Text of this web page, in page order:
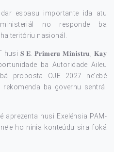
espasu importante ida atu
no responde ba
teritóriu nasionál.
𝐒.𝐄. 𝐏𝐫𝐢𝐦𝐞𝐫𝐮 𝐌𝐢𝐧𝐢𝐬𝐭𝐫𝐮, 𝐊𝐚𝐲
ba Autoridade Aileu
proposta OJE 2027 ne’ebé
ba governu sentrál
aprezenta husi Exelénsia PAM-
ne’e ho ninia konteúdu sira foká